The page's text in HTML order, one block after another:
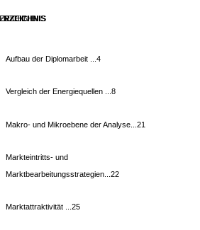
Aufbau der Diplomarbeit ...4
Vergleich der Energiequellen ...8
Makro- und Mikroebene der Analyse...21
Markteintritts- und
Marktbearbeitungsstrategien...22
Marktattraktivität ...25